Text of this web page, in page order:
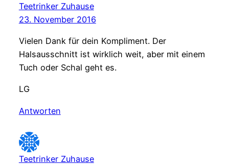
Teetrinker Zuhause
23. November 2016
Vielen Dank für dein Kompliment. Der
Halsausschnitt ist wirklich weit, aber mit einem
Tuch oder Schal geht es.
LG
Antworten
Teetrinker Zuhause